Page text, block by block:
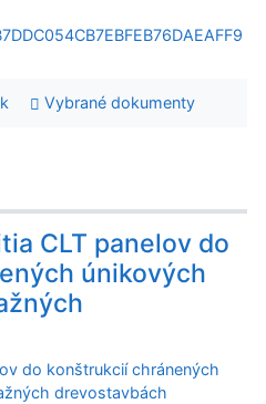
Vybrané dokumenty
CLT panelov do
únikových
do konštrukcií chránených
drevostavbách